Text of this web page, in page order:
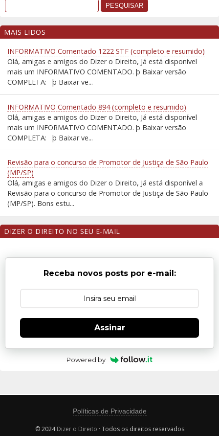
MAIS LIDOS
INFORMATIVO Comentado 1222 STF (completo e resumido)
Olá, amigas e amigos do Dizer o Direito, Já está disponível
mais um INFORMATIVO COMENTADO. þ Baixar versão
COMPLETA: þ Baixar ve...
INFORMATIVO Comentado 894 (completo e resumido)
Olá, amigas e amigos do Dizer o Direito, Já está disponível
mais um INFORMATIVO COMENTADO. þ Baixar versão
COMPLETA: þ Baixar ve...
Revisão para o concurso de Promotor de Justiça de São Paulo
(MP/SP)
Olá, amigas e amigos do Dizer o Direito, Já está disponível a
Revisão para o concurso de Promotor de Justiça de São Paulo
(MP/SP). Bons estu...
DIZER O DIREITO NO SEU E-MAIL
Receba novos posts por e-mail:
Assinar
Powered by
Políticas de Privacidade
© 2024Dizer o Direito · Todos os direitos reservados